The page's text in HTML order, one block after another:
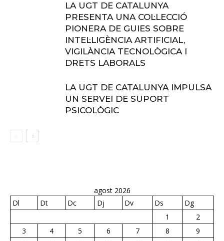
LA UGT DE CATALUNYA
PRESENTA UNA COL·LECCIÓ
PIONERA DE GUIES SOBRE
INTEL·LIGÈNCIA ARTIFICIAL,
VIGILÀNCIA TECNOLÒGICA I
DRETS LABORALS
LA UGT DE CATALUNYA IMPULSA
UN SERVEI DE SUPORT
PSICOLÒGIC
agost 2026
Dl
Dt Dc Dj Dv Ds
Dg
1
2
3
4 5 6 7 8
9